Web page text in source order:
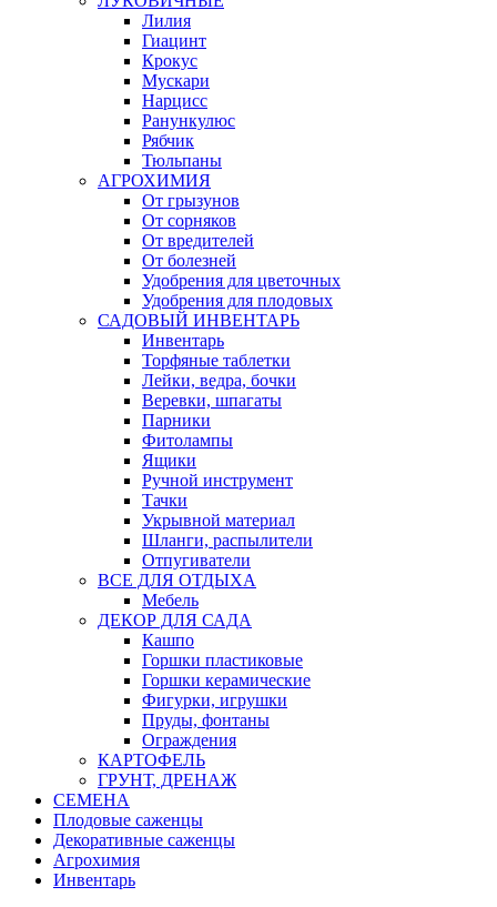
Лилия
Гиацинт
Крокус
Мускари
Нарцисс
Ранункулюс
Рябчик
Тюльпаны
АГРОХИМИЯ
От грызунов
От сорняков
От вредителей
От болезней
Удобрения для цветочных
Удобрения для плодовых
САДОВЫЙ ИНВЕНТАРЬ
Инвентарь
Торфяные таблетки
Лейки, ведра, бочки
Веревки, шпагаты
Парники
Фитолампы
Ящики
Ручной инструмент
Тачки
Укрывной материал
Шланги, распылители
Отпугиватели
ВСЕ ДЛЯ ОТДЫХА
Мебель
ДЕКОР ДЛЯ САДА
Кашпо
Горшки пластиковые
Горшки керамические
Фигурки, игрушки
Пруды, фонтаны
Ограждения
КАРТОФЕЛЬ
ГРУНТ, ДРЕНАЖ
СЕМЕНА
Плодовые саженцы
Декоративные саженцы
Агрохимия
Инвентарь